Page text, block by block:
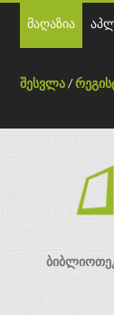
მაღაზია
შესვლა /